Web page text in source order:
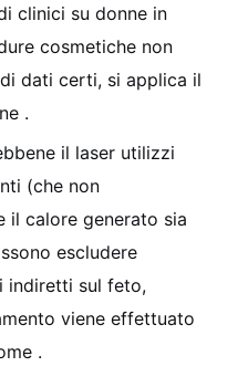
clinici su donne in
cosmetiche non
dati certi, si applica il
.
il laser utilizzi
(che non
il calore generato sia
escludere
indiretti sul feto,
viene effettuato
.